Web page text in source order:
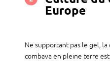
Europe
Ne supportant pas le gel,
combava en pleine terre